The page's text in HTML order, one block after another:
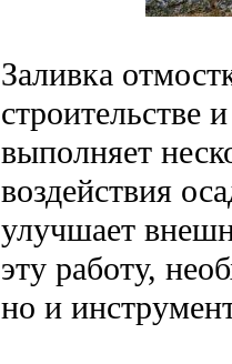
Заливка
строительстве
выполняет
воздействия
улучшает
эту работу,
но и